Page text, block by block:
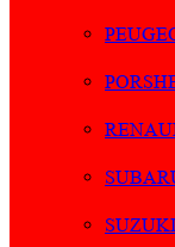
SUZUKI